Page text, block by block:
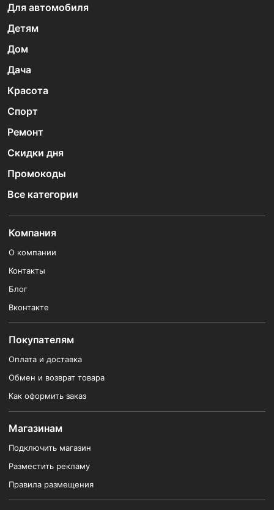
Для автомобиля
Детям
Дом
Дача
Красота
Спорт
Ремонт
Скидки дня
Промокоды
Все категории
Компания
О компании
Контакты
Блог
Вконтакте
Покупателям
Оплата и доставка
Обмен и возврат товара
Как оформить заказ
Магазинам
Подключить магазин
Разместить рекламу
Правила размещения